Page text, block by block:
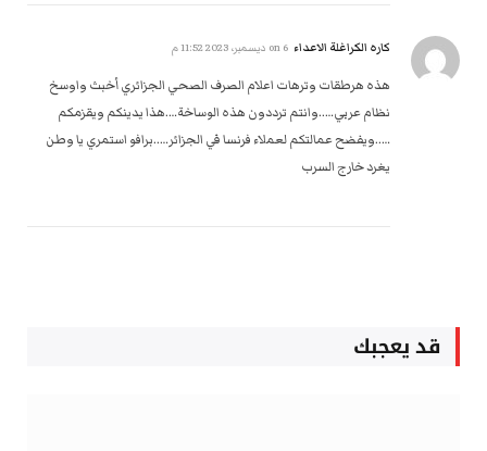
كاره الكراغلة الاعداء 6 ديسمبر، 2023 11:52 م
هذه هرطقات وترهات اعلام الصرف الصحي الجزائري أخبث واوسخ
نظام عربي…..وانتم ترددون هذه الوساخة….هذا يدينكم ويقزمكم
…..ويفضح عمالتكم لعملاء فرنسا في الجزائر…..برافو استمري يا وطن
يغرد خارج السرب
قد يعجبك